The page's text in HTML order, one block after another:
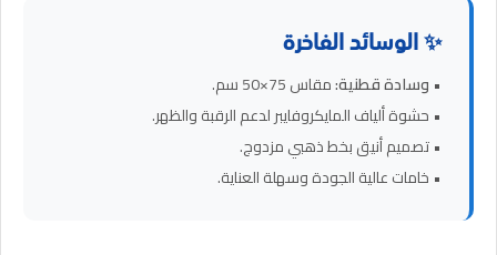
✨ الوسائد الفاخرة
• وسادة قطنية:مقاس 75×50 سم.
• حشوة ألياف المايكروفايبر لدعم الرقبة والظهر.
• تصميم أنيق بخط ذهبي مزدوج.
• خامات عالية الجودة وسهلة العناية.